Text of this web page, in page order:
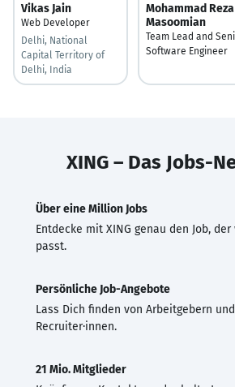
Vikas Jain
Web Developer
Delhi, National
Capital Territory of
Delhi, India
Mohammad Reza
Masoomian
Team Lead and
Software Engineer
XING – Das Jobs-
Über eine Million Jobs
Entdecke mit XING genau den Job,
passt.
Persönliche Job-Angebote
Lass Dich finden von Arbeitgebern
Recruiter·innen.
21 Mio. Mitglieder